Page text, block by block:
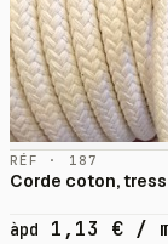
RÉF · 187
Corde coton,
àpd 1,13 € /